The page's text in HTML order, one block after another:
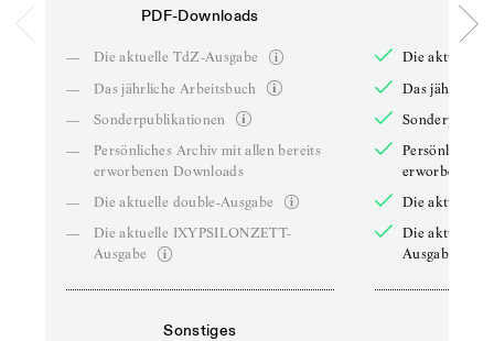
PDF-Downloads
—
Die aktuelle TdZ-Ausgabe
—
Das jährliche Arbeitsbuch
—
Sonderpublikationen
—
Persönliches Archiv mit allen bereits
erworbenen Downloads
—
Die aktuelle double-Ausgabe
—
Die aktuelle IXYPSILONZETT-
Ausgabe
Sonstiges
Die aktuelle
Das jährliche
Persönliches
erworbenen
Die aktuelle
Die aktuelle
Ausgabe